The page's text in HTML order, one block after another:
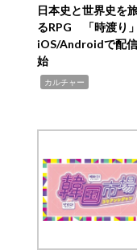
日本史と世界史を
るRPG 「時渡り」
iOS/Androidで配
始
カルチャー